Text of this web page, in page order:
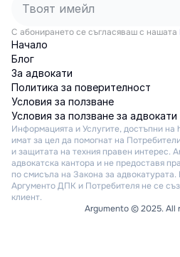
С абонирането се съгласяваш с нашата
Начало
Блог
За адвокати
Политика за поверителност
Условия за ползване
Условия за ползване за адвокати
Информацията и Услугите, достъпни
имат за цел да помогнат на
и защитата на техния правен интерес.
адвокатска кантора и не предоставя
по смисъла на Закона за
Аргументо ДПК и Потребителя не се
клиент.
Argumento © 2025. All